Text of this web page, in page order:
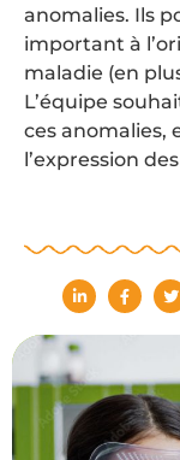
anomalies. Ils
important à
maladie (en
L’équipe
ces anomalies,
l’expression